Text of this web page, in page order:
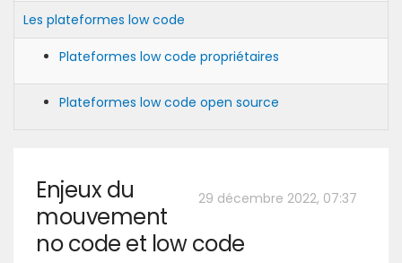
Les plateformes low code
Plateformes low code propriétaires
Plateformes low code open source
29 décembre 2022, 07:37
Enjeux du
mouvement
no code et low code